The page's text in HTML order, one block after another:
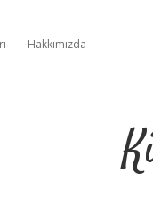
Hakkımızda